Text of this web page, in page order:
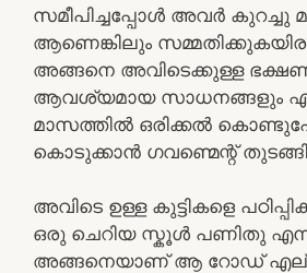
സമീപിച്ചപ്പോൾ അവർ കുറച്ചു
ആണെങ്കിലും
അങ്ങനെ അവിടെക്കുള്ള
ആവശ്യമായ സാധനങ്ങളും
മാസത്തിൽ ഒരിക്കൽ
കൊടുക്കാൻ ഗവണ്മെന്റ്
അവിടെ ഉള്ള കുട്ടികളെ
ഒരു ചെറിയ സ്കൂൾ പണിതു
അങ്ങനെയാണ് ആ റോഡ്